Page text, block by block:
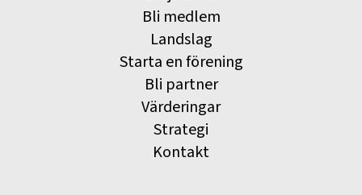
Bli medlem
Landslag
Starta en förening
Bli partner
Värderingar
Strategi
Kontakt